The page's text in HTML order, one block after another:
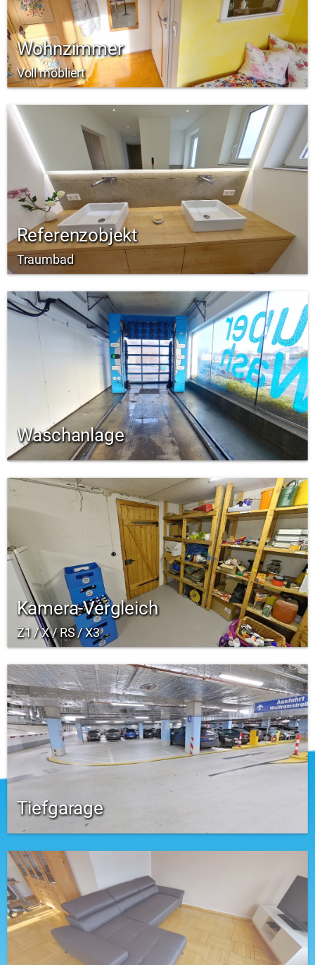
Wohnzimmer
Voll möbliert
Referenzobjekt
Traumbad
Waschanlage
Kamera-Vergleich
Z1 / X / RS / X3
Tiefgarage